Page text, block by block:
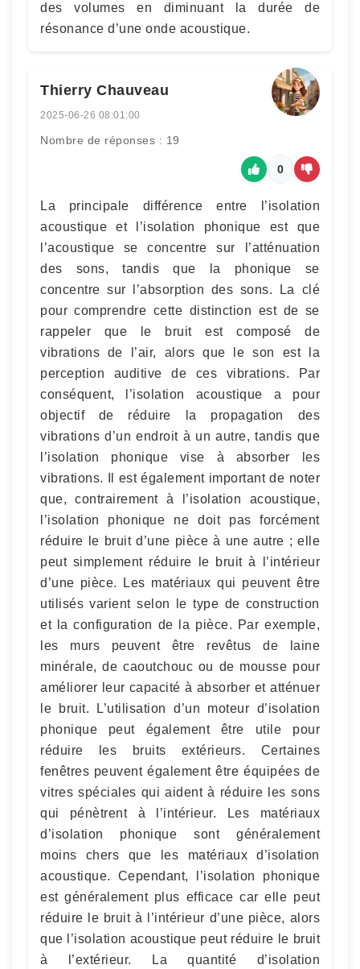
des volumes en diminuant la durée de
résonance d’une onde acoustique.
Thierry Chauveau
2025-06-26 08:01:00
Nombre de réponses : 19
0
La principale différence entre l’isolation
acoustique et l’isolation phonique est que
l’acoustique se concentre sur l’atténuation
des sons, tandis que la phonique se
concentre sur l’absorption des sons. La clé
pour comprendre cette distinction est de se
rappeler que le bruit est composé de
vibrations de l’air, alors que le son est la
perception auditive de ces vibrations. Par
conséquent, l’isolation acoustique a pour
objectif de réduire la propagation des
vibrations d’un endroit à un autre, tandis que
l’isolation phonique vise à absorber les
vibrations. Il est également important de noter
que, contrairement à l’isolation acoustique,
l’isolation phonique ne doit pas forcément
réduire le bruit d’une pièce à une autre ; elle
peut simplement réduire le bruit à l’intérieur
d’une pièce. Les matériaux qui peuvent être
utilisés varient selon le type de construction
et la configuration de la pièce. Par exemple,
les murs peuvent être revêtus de laine
minérale, de caoutchouc ou de mousse pour
améliorer leur capacité à absorber et atténuer
le bruit. L’utilisation d’un moteur d’isolation
phonique peut également être utile pour
réduire les bruits extérieurs. Certaines
fenêtres peuvent également être équipées de
vitres spéciales qui aident à réduire les sons
qui pénètrent à l’intérieur. Les matériaux
d’isolation phonique sont généralement
moins chers que les matériaux d’isolation
acoustique. Cependant, l’isolation phonique
est généralement plus efficace car elle peut
réduire le bruit à l’intérieur d’une pièce, alors
que l’isolation acoustique peut réduire le bruit
à l’extérieur. La quantité d’isolation